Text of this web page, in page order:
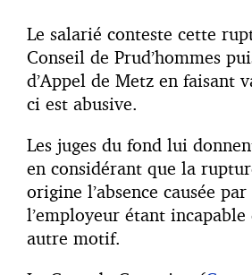
Le salarié conteste cette
Conseil de Prud’hommes
d’Appel de Metz en faisant
ci est abusive.
Les juges du fond lui
en considérant que la
origine l’absence causée
l’employeur étant
autre motif.